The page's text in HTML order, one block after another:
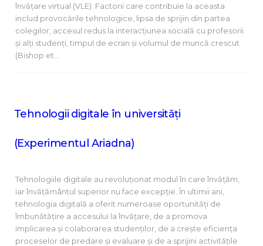
învățare virtual (VLE). Factorii care contribuie la aceasta
includ provocările tehnologice, lipsa de sprijin din partea
colegilor, accesul redus la interacțiunea socială cu profesorii
și alți studenți, timpul de ecran și volumul de muncă crescut
(Bishop et…
Tehnologii digitale în universități
(Experimentul Ariadna)
Tehnologiile digitale au revoluționat modul în care învățăm,
iar învățământul superior nu face excepție. În ultimii ani,
tehnologia digitală a oferit numeroase oportunități de
îmbunătățire a accesului la învățare, de a promova
implicarea și colaborarea studenților, de a crește eficiența
proceselor de predare și evaluare și de a sprijini activitățile